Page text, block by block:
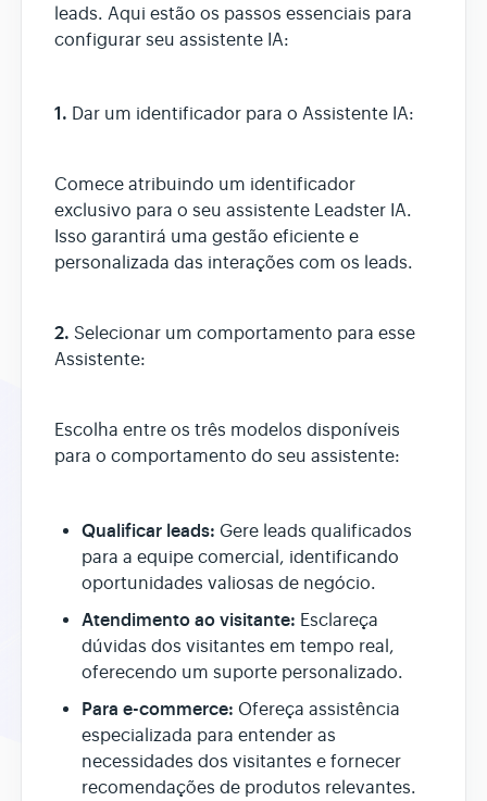
Gerencie seus Leads
leads. Aqui estão os passos essenciais para
configurar seu assistente IA:
1. Dar um identificador para o Assistente IA:
Comece atribuindo um identificador
exclusivo para o seu assistente Leadster IA.
Isso garantirá uma gestão eficiente e
personalizada das interações com os leads.
2. Selecionar um comportamento para esse
Assistente:
Escolha entre os três modelos disponíveis
para o comportamento do seu assistente:
Qualificar leads: Gere leads qualificados
para a equipe comercial, identificando
oportunidades valiosas de negócio.
Atendimento ao visitante: Esclareça
dúvidas dos visitantes em tempo real,
oferecendo um suporte personalizado.
Para e-commerce: Ofereça assistência
especializada para entender as
necessidades dos visitantes e fornecer
recomendações de produtos relevantes.